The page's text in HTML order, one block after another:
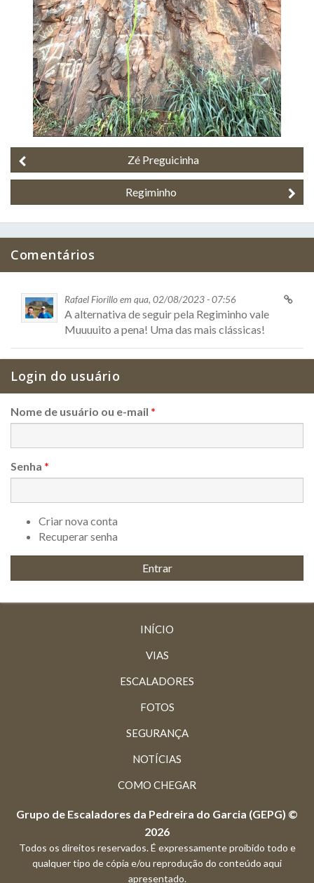
Zé Preguicinha
Regiminho
Comentários
Rafael Fiorillo em qua, 02/08/2023 - 07:56
A alternativa de seguir pela Regiminho vale
Muuuuito a pena! Uma das mais clássicas!
Login do usuário
Nome de usuário ou e-mail *
Senha *
Criar nova conta
Recuperar senha
INÍCIO
VIAS
ESCALADORES
FOTOS
SEGURANÇA
NOTÍCIAS
COMO CHEGAR
Grupo de Escaladores da Pedreira do Garcia (GEPG) ©
2026
Todos os direitos reservados. É expressamente proibido todo e
qualquer tipo de cópia e/ou reprodução do conteúdo aqui
apresentado.